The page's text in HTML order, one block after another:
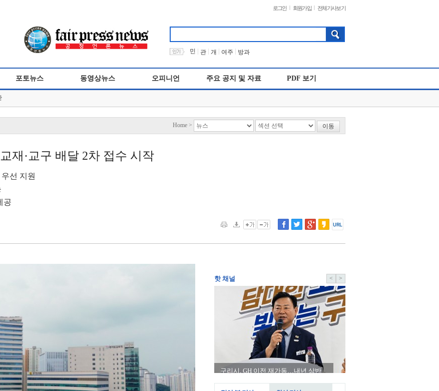
로그인 | 회원가입 | 전체기사보기
민 | 관 | 개 | 여주 | 방과
포토뉴스 동영상뉴스 오피니언 주요 공지 및 자료 PDF 보기
Home > 이동
재·교구 배달 2차 접수 시작
선 지원
공
핫 채널 < >
구리시, GH 이전 재가동…내년 상반
기 임시청사 근무 추진